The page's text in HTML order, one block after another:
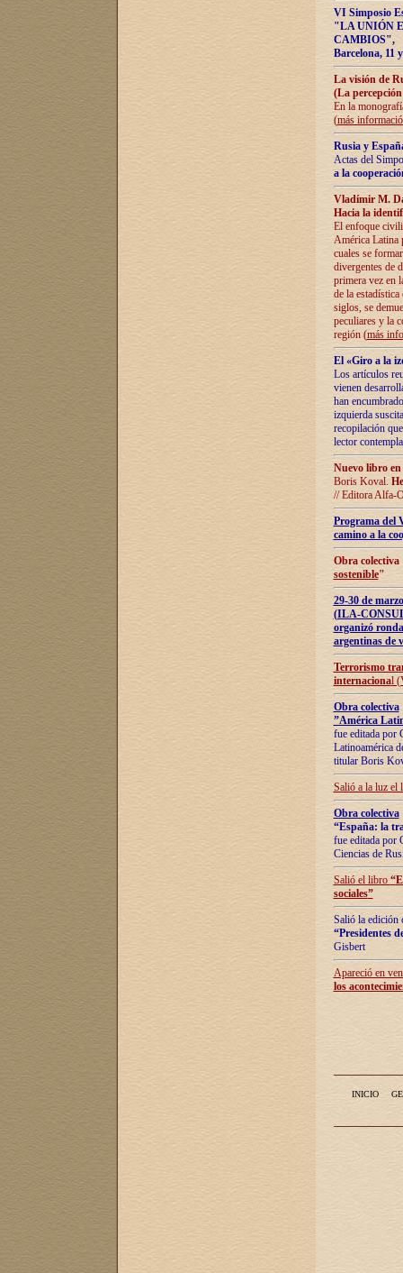
VI Simposio
"LA UNIÓN
CAMBIOS",
Barcelona, 11
La visión de
(La
En la
(más
Rusia y
Actas del
a la
Vladímir M.
Hacia la
El enfoque
América Latina
cuales se
divergentes de
primera vez en
de la
siglos, se
peculiares y la
región (más
El «Giro a la
Los artículos
vienen
han
izquierda
recopilación
lector
Nuevo libro
Boris Koval.
// Editora Alfa-
Programa del
camino a la
Obra
sostenible"
29-30 de
(ILA-
organizó
argentinas de
Terrorismo
internacional
Obra colectiva
”América
fue editada por
Latinoamérica
titular Boris
Salió a la luz el
Obra colectiva
“España: la
fue editada por
Ciencias de
Salió el libro “
sociales”
Salió la edición
“Presidentes
Gisbert
Apareció en
los
INICIO